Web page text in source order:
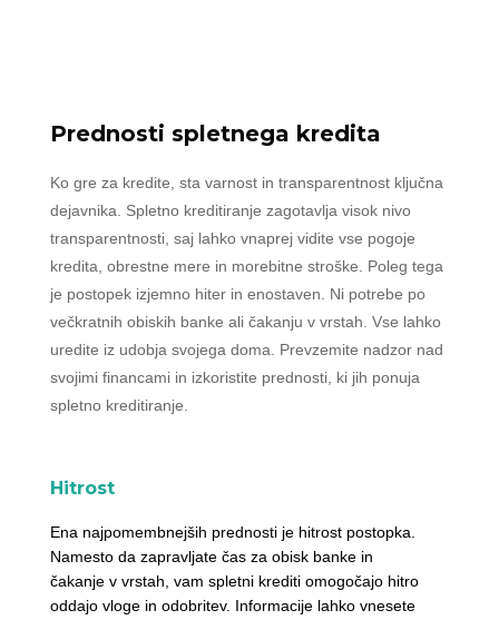
Prednosti spletnega kredita
Ko gre za kredite, sta varnost in transparentnost ključna
dejavnika. Spletno kreditiranje zagotavlja visok nivo
transparentnosti, saj lahko vnaprej vidite vse pogoje
kredita, obrestne mere in morebitne stroške. Poleg tega
je postopek izjemno hiter in enostaven. Ni potrebe po
večkratnih obiskih banke ali čakanju v vrstah. Vse lahko
uredite iz udobja svojega doma. Prevzemite nadzor nad
svojimi financami in izkoristite prednosti, ki jih ponuja
spletno kreditiranje.
Hitrost
Ena najpomembnejših prednosti je hitrost postopka.
Namesto da zapravljate čas za obisk banke in
čakanje v vrstah, vam spletni krediti omogočajo hitro
oddajo vloge in odobritev. Informacije lahko vnesete